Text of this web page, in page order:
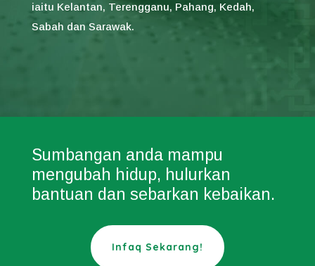
iaitu Kelantan, Terengganu, Pahang, Kedah,
Sabah dan Sarawak.
Sumbangan anda mampu
mengubah hidup, hulurkan
bantuan dan sebarkan kebaikan.
Infaq Sekarang!